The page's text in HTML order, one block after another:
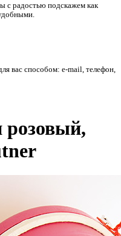
с радостью подскажем как
вас способом: e-mail, телефон,
розовый,